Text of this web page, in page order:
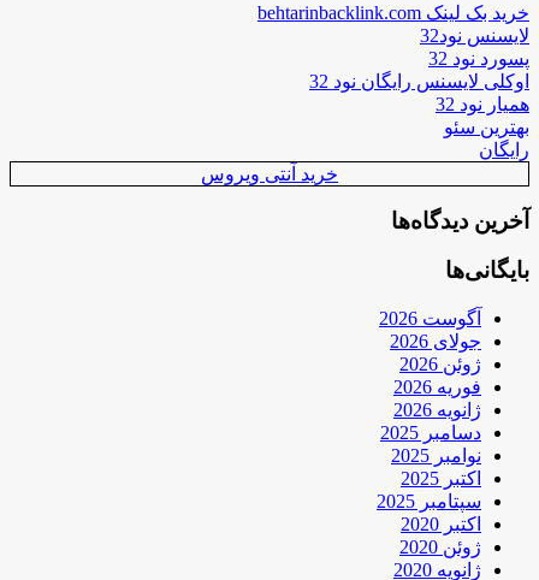
خرید بک لینک behtarinbacklink.com
لایسنس نود32
پسورد نود 32
اوکلی لایسنس رایگان نود 32
همیار نود 32
بهترین سئو
رایگان
خرید آنتی ویروس
آخرین دیدگاه‌ها
بایگانی‌ها
آگوست 2026
جولای 2026
ژوئن 2026
فوریه 2026
ژانویه 2026
دسامبر 2025
نوامبر 2025
اکتبر 2025
سپتامبر 2025
اکتبر 2020
ژوئن 2020
ژانویه 2020